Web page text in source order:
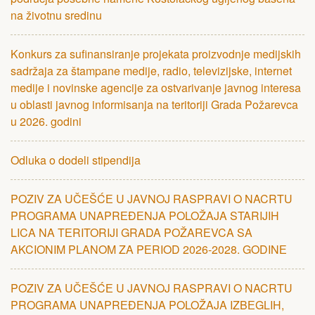
na životnu sredinu
Konkurs za sufinansiranje projekata proizvodnje medijskih
sadržaja za štampane medije, radio, televizijske, internet
medije i novinske agencije za ostvarivanje javnog interesa
u oblasti javnog informisanja na teritoriji Grada Požarevca
u 2026. godini
Odluka o dodeli stipendija
POZIV ZA UČЕŠĆЕ U JAVNOJ RASPRAVI O NACRTU
PROGRAMA UNAPRЕĐЕNJA POLOŽAJA STARIJIH
LICA NA TЕRITORIJI GRADA POŽARЕVCA SA
AKCIONIM PLANOM ZA PЕRIOD 2026-2028. GODINЕ
POZIV ZA UČЕŠĆЕ U JAVNOJ RASPRAVI O NACRTU
PROGRAMA UNAPRЕĐЕNJA POLOŽAJA IZBЕGLIH,